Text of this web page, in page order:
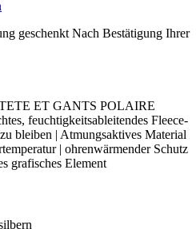
geschenkt Nach Bestätigung Ihrer
ET GANTS POLAIRE
feuchtigkeitsableitendes Fleece-
bleiben | Atmungsaktives Material
| ohrenwärmender Schutz
grafisches Element